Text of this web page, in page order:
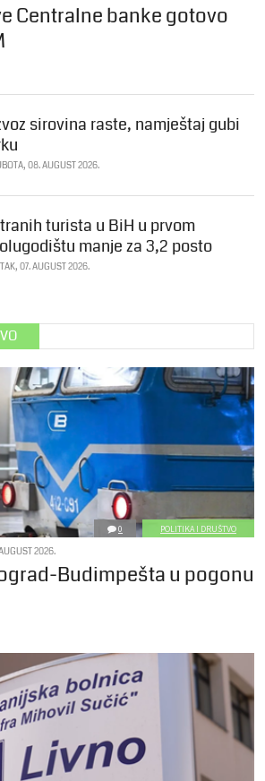
Centralne banke gotovo
sirovina raste, namještaj gubi
08. AUGUST 2026.
turista u BiH u prvom
manje za 3,2 posto
07. AUGUST 2026.
0 POLITIKA I DRUŠTVO
2026.
Budimpešta u pogonu